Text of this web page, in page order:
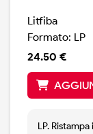
Litfiba
Formato: LP
24.50 €
LP.